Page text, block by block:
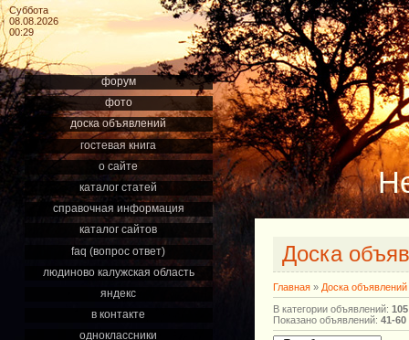
Суббота
08.08.2026
00:29
форум
фото
доска объявлений
гостевая книга
о сайте
каталог статей
справочная информация
каталог сайтов
faq (вопрос ответ)
людиново калужская область
яндекс
в контакте
одноклассники
Доска
Главная » Доска объявлений
В категории объявлений: 105
Показано объявлений: 41-60